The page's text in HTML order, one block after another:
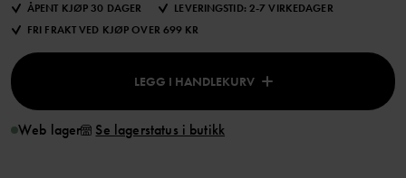
ÅPENT KJØP 30 DAGER
LEVERINGSTID: 2-7 VIRKEDAGER
FRI FRAKT VED KJØP OVER 699 KR
LEGG I HANDLEKURV
Web lager Se lagerstatus i butikk